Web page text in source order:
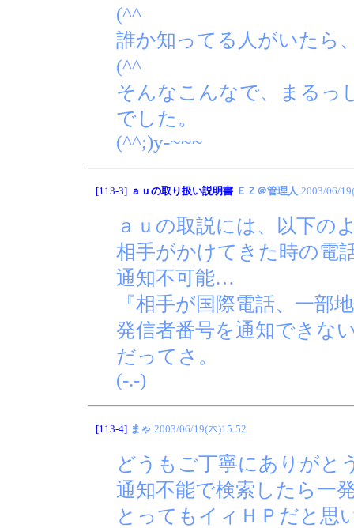
(^^ゞ
誰か知ってる人がいたら
(^^ゞ
そんなこんなで、まるっ
でした。
(^^;)y-~~~
[113-3] ａｕの取り扱い説明書 ＥＺ＠管理人 2003/06/
ａｕの取説には、以下の
相手がかけてきた時の電
通知不可能…
『相手が国際電話、一部
発信者番号を通知できな
だってさ。
(-.-)
[113-4] まゃ 2003/06/19(木)15:52
どうもご丁寧にありがと
通知不能で検索したら一
とってもイィＨＰだと思